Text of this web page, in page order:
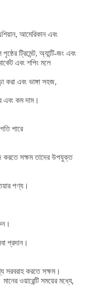
আমেরিকান এবং
ট্রিমেন্ট, অ্যান্টি-জং এবং
এবং শপিং মলে
এবং ভাঙ্গা সহজ,
এবং কম দাম।
পারে
করতে সক্ষম তাদের উপযুক্ত
পণ্য।
প্রদান।
সরবরাহ করতে সক্ষম।
মানের ওয়ারেন্টি সময়ের মধ্যে,